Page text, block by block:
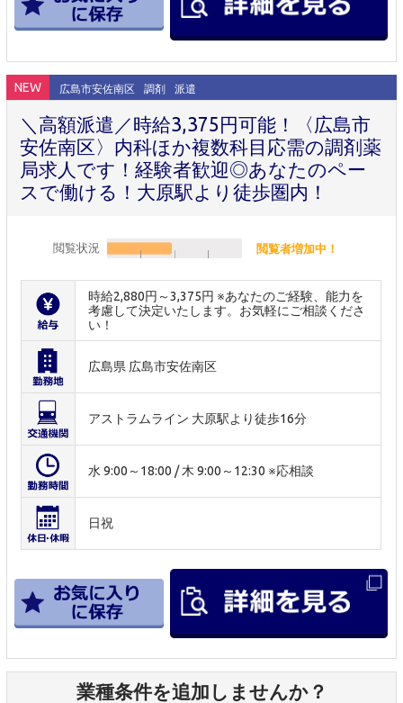
NEW 広島市安佐南区 調剤 派遣
＼高額派遣／時給3,375円可能！〈広島市
安佐南区〉内科ほか複数科目応需の調剤薬
局求人です！経験者歓迎◎あなたのペー
スで働ける！大原駅より徒歩圏内！
閲覧状況 閲覧者増加中！
時給2,880円～3,375円 ※あなたのご経験、能力を
考慮して決定いたします。お気軽にご相談くださ
い！
広島県 広島市安佐南区
アストラムライン 大原駅より徒歩16分
水 9:00～18:00 / 木 9:00～12:30 ※応相談
日祝
業種条件を追加しませんか？